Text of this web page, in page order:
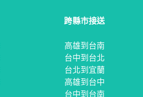
跨縣市接送
高雄到台南
台中到台北
台北到宜蘭
高雄到台中
台中到台南